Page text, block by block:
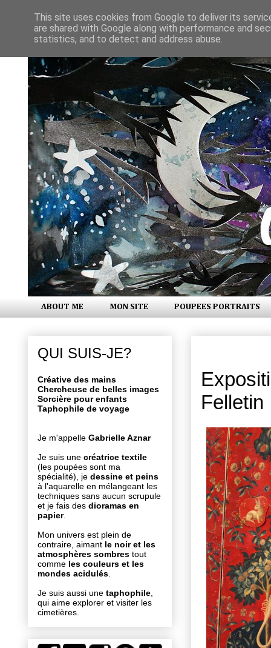
ABOUT ME MON SITE POUPEES PORTRAITS
Felletin
QUI SUIS-JE?
Créative des mains
Chercheuse de belles images
Sorcière pour enfants
Taphophile de voyage
Je m'appelle Gabrielle Aznar
Je suis une créatrice textile
(les poupées sont ma
spécialité), je dessine et peins
à l'aquarelle en mélangeant les
techniques sans aucun scrupule
et je fais des dioramas en
papier.
Mon univers est plein de
contraire, aimant le noir et les
atmosphères sombres tout
comme les couleurs et les
mondes acidulés
Je suis aussi une taphophile
qui aime explorer et visiter les
cimetières.
This site uses cookies from Google to deliver its
are shared with Google along with performance and
statistics, and to detect and address abuse.